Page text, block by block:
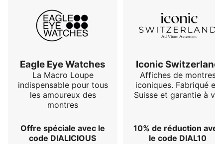
Eagle Eye Watches
La Macro Loupe
indispensable pour tous
les amoureux des
montres
Offre spéciale avec le
code DIALICIOUS
Iconic Switzerland
Affiches de montres
iconiques. Fabriqué en
Suisse et garantie à vie
10% de réduction avec
le code DIAL10